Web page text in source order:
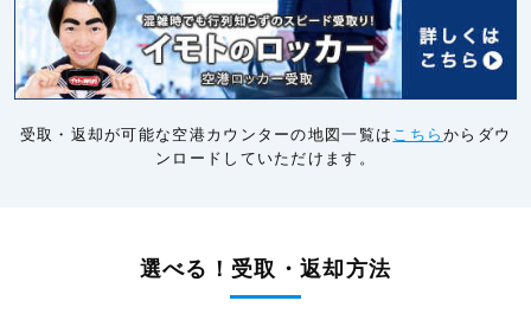
受取・返却が可能な空港カウンターの地図一覧は こちらからダウ
ンロードしていただけます。
選べる！受取・返却方法